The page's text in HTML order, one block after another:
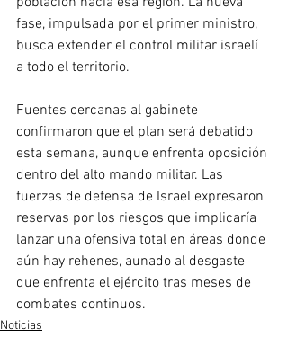
fase, impulsada por el primer ministro,
busca extender el control militar israelí
a todo el territorio.
Fuentes cercanas al gabinete
confirmaron que el plan será debatido
esta semana, aunque enfrenta oposición
dentro del alto mando militar. Las
fuerzas de defensa de Israel expresaron
reservas por los riesgos que implicaría
lanzar una ofensiva total en áreas donde
aún hay rehenes, aunado al desgaste
que enfrenta el ejército tras meses de
combates continuos.
Noticias